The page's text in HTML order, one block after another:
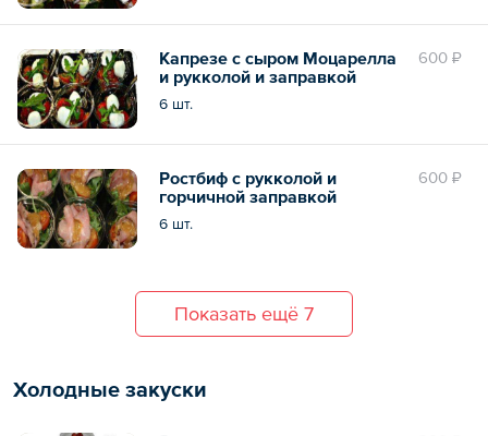
600 ₽
Капрезе с сыром Моцарелла
и рукколой и заправкой
6 шт.
600 ₽
Ростбиф с рукколой и
горчичной заправкой
6 шт.
Показать ещё 7
Холодные закуски